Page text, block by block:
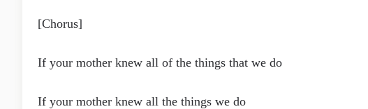
[Chorus]
If your mother knew all of the things that we do
If your mother knew all the things we do